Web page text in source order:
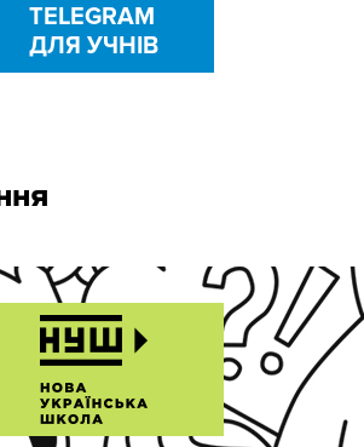
TELEGRAM
ДЛЯ УЧНІВ